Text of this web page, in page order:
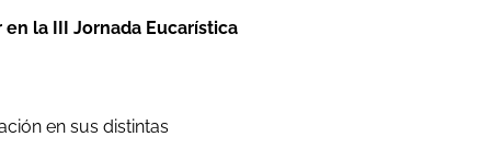
la III Jornada Eucarística
en sus distintas